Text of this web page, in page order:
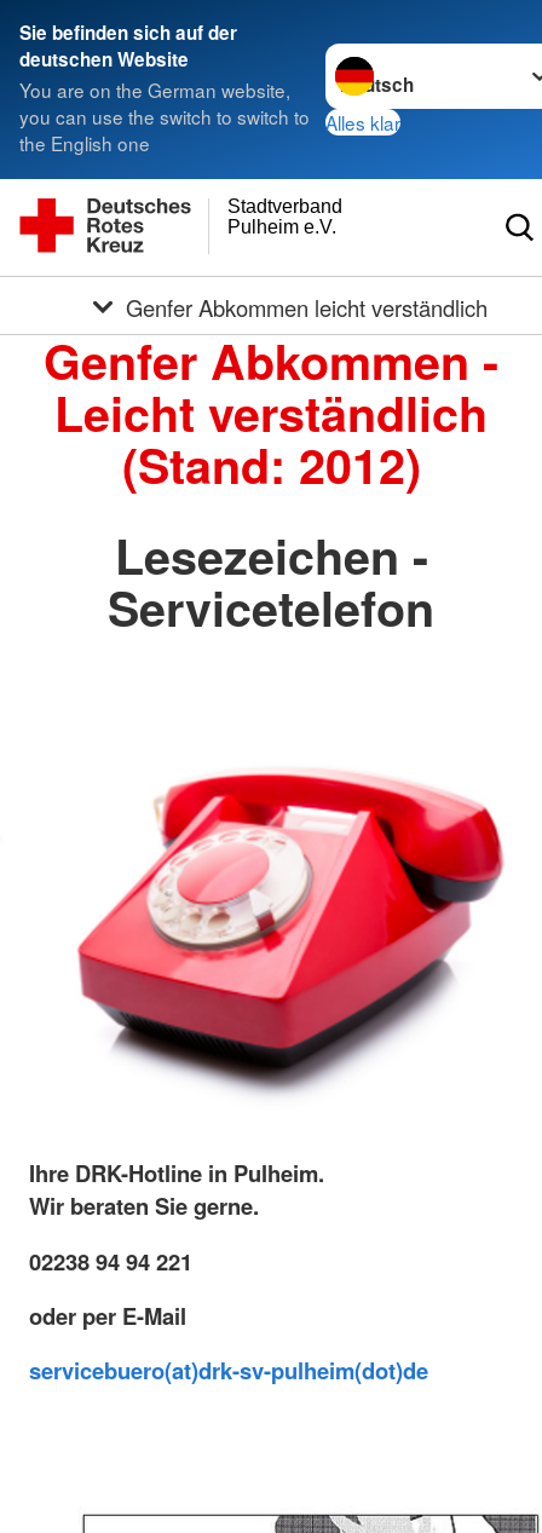
Sie befinden sich auf der
deutschen Website
You are on the German website,
you can use the switch to switch to
the English one
Sprache wechseln zu
Alles klar
Pulheim e.V.
Stadtverband
Genfer Abkommen leicht verständlich
Genfer Abkommen -
Leicht verständlich
(Stand: 2012)
Lesezeichen -
Servicetelefon
Ihre DRK-Hotline in Pulheim.
Wir beraten Sie gerne.
02238 94 94 221
oder per E-Mail
servicebuero(at)drk-sv-pulheim(dot)de